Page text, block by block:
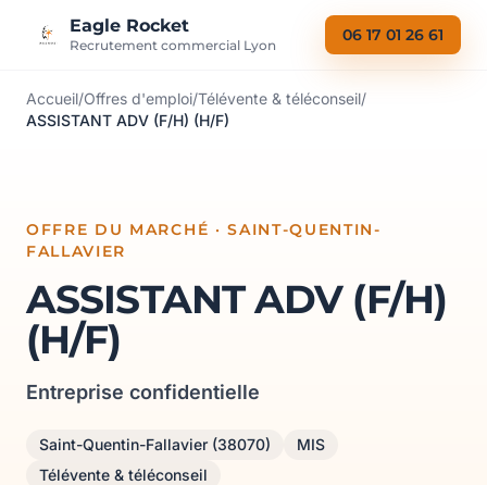
Eagle Rocket
Recrutement commercial Lyon
06 17 01 26 61
Accueil/Offres d'emploi/Télévente & téléconseil/
ASSISTANT ADV (F/H) (H/F)
OFFRE DU MARCHÉ · SAINT-QUENTIN-
FALLAVIER
ASSISTANT ADV (F/H)
(H/F)
Entreprise confidentielle
Saint-Quentin-Fallavier (38070)
MIS
Télévente & téléconseil